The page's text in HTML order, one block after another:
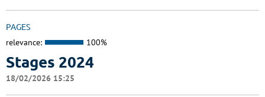
PAGES
relevance: 100%
Stages 2024
18/02/2026 15:25